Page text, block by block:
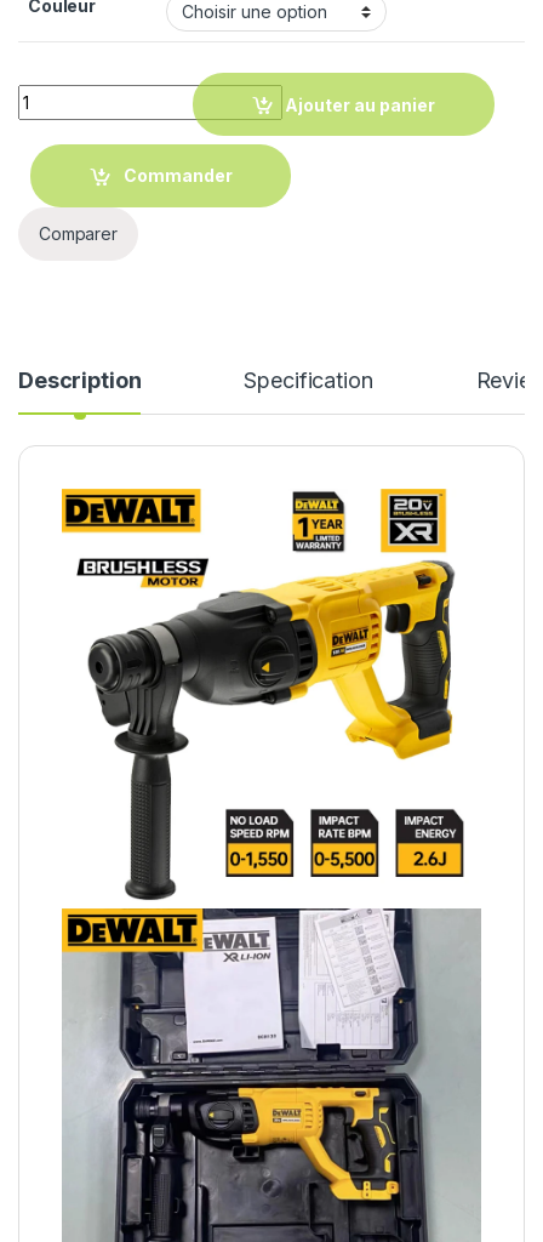
Couleur
Quantity
Ajouter au panier
Commander
Comparer
Description Specification